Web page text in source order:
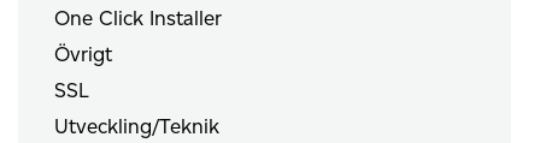
One Click Installer
Övrigt
SSL
Utveckling/Teknik